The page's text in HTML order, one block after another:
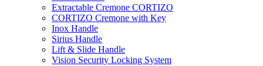
Extractable Cremone CORTIZO
CORTIZO Cremone with Key
Inox Handle
Sirius Handle
Lift & Slide Handle
Vision Security Locking System